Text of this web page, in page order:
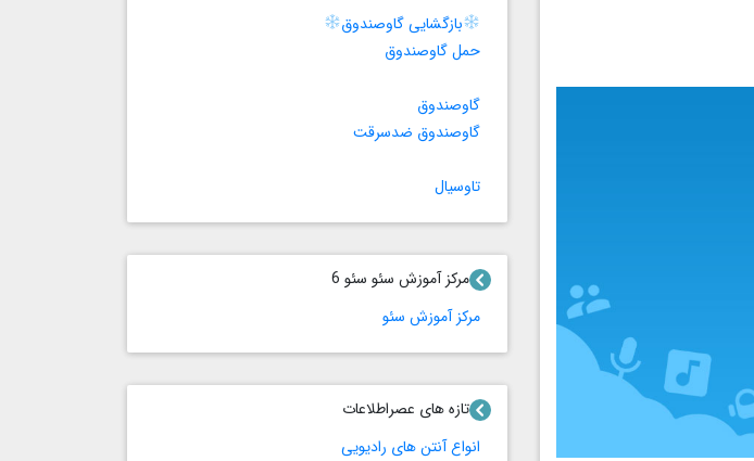
بازگشایی گاوصندوق
حمل گاوصندوق
گاوصندوق
گاوصندوق ضدسرقت
تاوسیال
مرکز آموزش سئو سئو 6
مرکز آموزش سئو
تازه های عصراطلاعات
انواع آنتن های رادیویی